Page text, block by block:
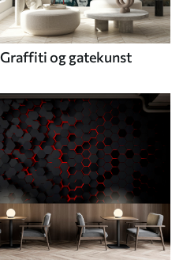
Graffiti og gatekunst